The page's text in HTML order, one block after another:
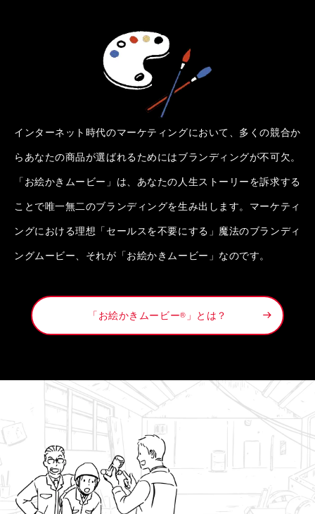
インターネット時代のマーケティングにおいて、多くの競合か
らあなたの商品が選ばれるためにはブランディングが不可欠。
「お絵かきムービー」は、あなたの人生ストーリーを訴求する
ことで唯一無二のブランディングを生み出します。マーケティ
ングにおける理想「セールスを不要にする」魔法のブランディ
ングムービー、それが「お絵かきムービー」なのです。
「お絵かきムービー® 」とは？